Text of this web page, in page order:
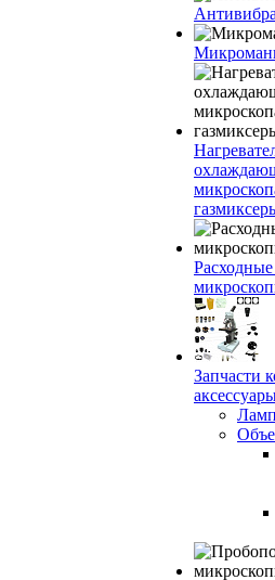
Запчасти